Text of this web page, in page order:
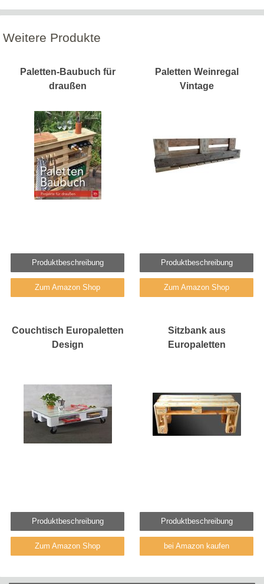
Weitere Produkte
Paletten-Baubuch für
draußen
Produktbeschreibung
Zum Amazon Shop
Paletten Weinregal
Vintage
Produktbeschreibung
Zum Amazon Shop
Couchtisch Europaletten
Design
Produktbeschreibung
Zum Amazon Shop
Sitzbank aus
Europaletten
Produktbeschreibung
bei Amazon kaufen